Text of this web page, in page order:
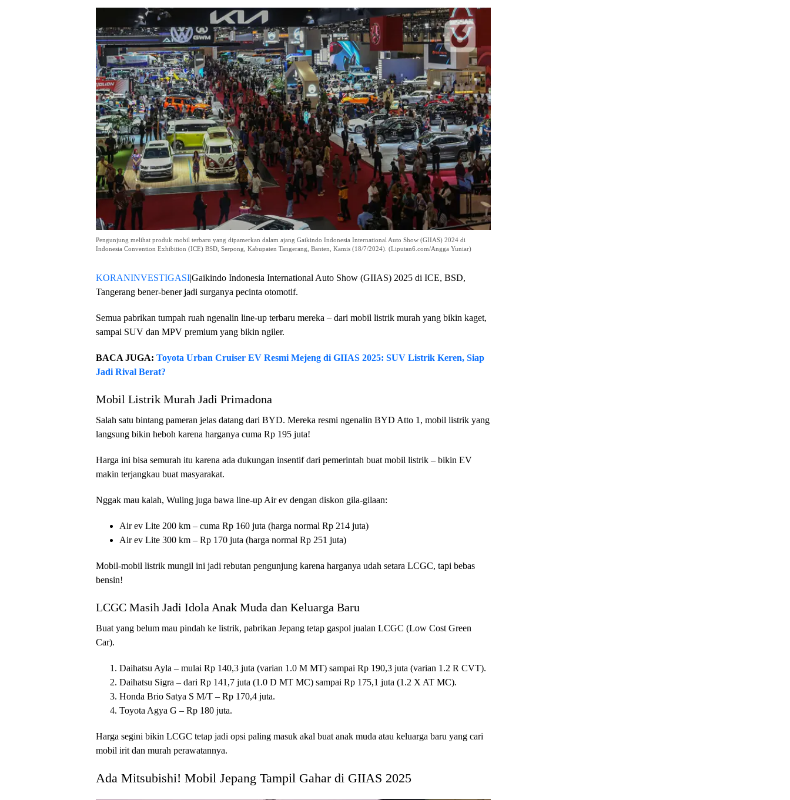
Pengunjung melihat produk mobil terbaru yang dipamerkan dalam ajang Gaikindo Indonesia International Auto Show (GIIAS) 2024 di
Indonesia Convention Exhibition (ICE) BSD, Serpong, Kabupaten Tangerang, Banten, Kamis (18/7/2024). (Liputan6.com/Angga Yuniar)
KORANINVESTIGASI|Gaikindo Indonesia International Auto Show (GIIAS) 2025 di ICE, BSD,
Tangerang bener-bener jadi surganya pecinta otomotif.
Semua pabrikan tumpah ruah ngenalin line-up terbaru mereka – dari mobil listrik murah yang bikin kaget,
sampai SUV dan MPV premium yang bikin ngiler.
BACA JUGA: Toyota Urban Cruiser EV Resmi Mejeng di GIIAS 2025: SUV Listrik Keren, Siap
Jadi Rival Berat?
Mobil Listrik Murah Jadi Primadona
Salah satu bintang pameran jelas datang dari BYD. Mereka resmi ngenalin BYD Atto 1, mobil listrik yang
langsung bikin heboh karena harganya cuma Rp 195 juta!
Harga ini bisa semurah itu karena ada dukungan insentif dari pemerintah buat mobil listrik – bikin EV
makin terjangkau buat masyarakat.
Nggak mau kalah, Wuling juga bawa line-up Air ev dengan diskon gila-gilaan:
Air ev Lite 200 km – cuma Rp 160 juta (harga normal Rp 214 juta)
Air ev Lite 300 km – Rp 170 juta (harga normal Rp 251 juta)
Mobil-mobil listrik mungil ini jadi rebutan pengunjung karena harganya udah setara LCGC, tapi bebas
bensin!
LCGC Masih Jadi Idola Anak Muda dan Keluarga Baru
Buat yang belum mau pindah ke listrik, pabrikan Jepang tetap gaspol jualan LCGC (Low Cost Green
Car).
Daihatsu Ayla – mulai Rp 140,3 juta (varian 1.0 M MT) sampai Rp 190,3 juta (varian 1.2 R CVT).
Daihatsu Sigra – dari Rp 141,7 juta (1.0 D MT MC) sampai Rp 175,1 juta (1.2 X AT MC).
Honda Brio Satya S M/T – Rp 170,4 juta.
Toyota Agya G – Rp 180 juta.
Harga segini bikin LCGC tetap jadi opsi paling masuk akal buat anak muda atau keluarga baru yang cari
mobil irit dan murah perawatannya.
Ada Mitsubishi! Mobil Jepang Tampil Gahar di GIIAS 2025